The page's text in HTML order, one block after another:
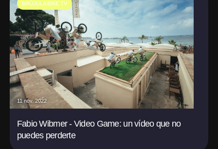
BRÚJULA BIKE TV
11 nov. 2022
Fabio Wibmer - Video Game: un vídeo que no
puedes perderte